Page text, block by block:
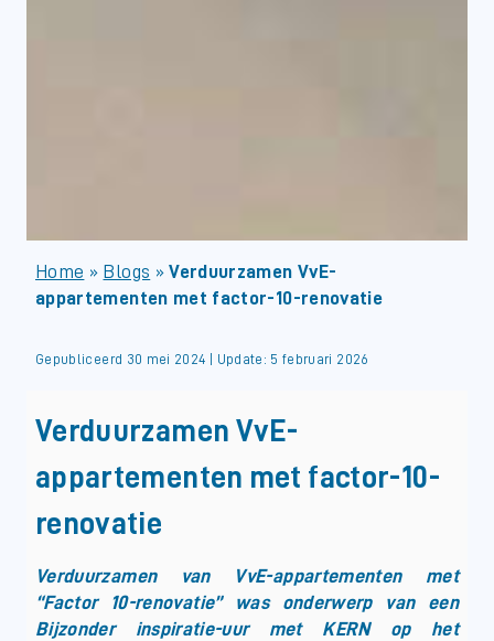
Home » Blogs »Verduurzamen VvE-
appartementen met factor-10-renovatie
Gepubliceerd 30 mei 2024 | Update: 5 februari 2026
Verduurzamen VvE-
appartementen met factor-10-
renovatie
Verduurzamen van VvE-appartementen met
“Factor 10-renovatie” was onderwerp van een
Bijzonder inspiratie-uur met KERN op het